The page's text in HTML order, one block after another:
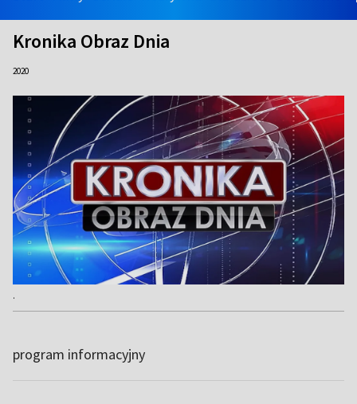
Kronika Obraz Dnia
2020
.
program informacyjny